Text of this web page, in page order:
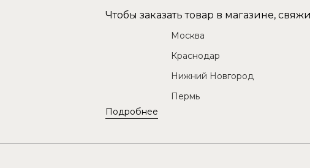
Чтобы заказать товар в магазине,
Подробнее
Москва
Краснодар
Нижний Новгород
Пермь